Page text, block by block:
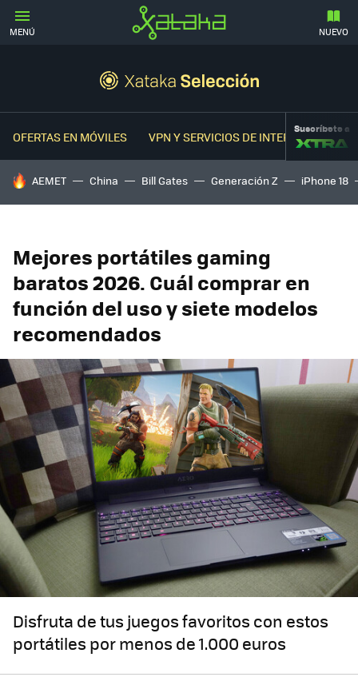
MENÚ NUEVO
OFERTAS EN MÓVILES VPN Y SERVICIOS DE INTERNETSuscríbete a
HOY SE HABLA DE
AEMET China Bill Gates Generación Z iPhone 18
Mejores portátiles gaming
baratos 2026. Cuál comprar en
función del uso y siete modelos
recomendados
Disfruta de tus juegos favoritos con estos
portátiles por menos de 1.000 euros